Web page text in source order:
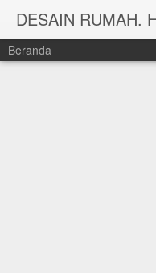
Beranda